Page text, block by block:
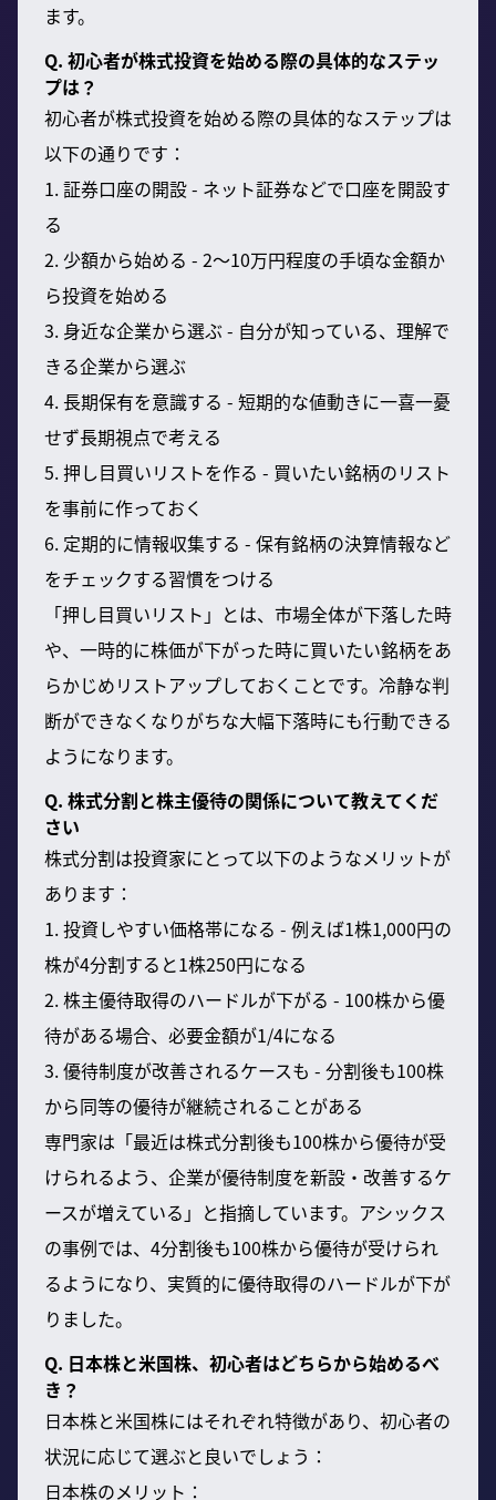
ます。
Q. 初心者が株式投資を始める際の具体的なステッ
プは？
初心者が株式投資を始める際の具体的なステップは
以下の通りです：
1. 証券口座の開設 - ネット証券などで口座を開設す
る
2. 少額から始める - 2〜10万円程度の手頃な金額か
ら投資を始める
3. 身近な企業から選ぶ - 自分が知っている、理解で
きる企業から選ぶ
4. 長期保有を意識する - 短期的な値動きに一喜一憂
せず長期視点で考える
5. 押し目買いリストを作る - 買いたい銘柄のリスト
を事前に作っておく
6. 定期的に情報収集する - 保有銘柄の決算情報など
をチェックする習慣をつける
「押し目買いリスト」とは、市場全体が下落した時
や、一時的に株価が下がった時に買いたい銘柄をあ
らかじめリストアップしておくことです。冷静な判
断ができなくなりがちな大幅下落時にも行動できる
ようになります。
Q. 株式分割と株主優待の関係について教えてくだ
さい
株式分割は投資家にとって以下のようなメリットが
あります：
1. 投資しやすい価格帯になる - 例えば1株1,000円の
株が4分割すると1株250円になる
2. 株主優待取得のハードルが下がる - 100株から優
待がある場合、必要金額が1/4になる
3. 優待制度が改善されるケースも - 分割後も100株
から同等の優待が継続されることがある
専門家は「最近は株式分割後も100株から優待が受
けられるよう、企業が優待制度を新設・改善するケ
ースが増えている」と指摘しています。アシックス
の事例では、4分割後も100株から優待が受けられ
るようになり、実質的に優待取得のハードルが下が
りました。
Q. 日本株と米国株、初心者はどちらから始めるべ
き？
日本株と米国株にはそれぞれ特徴があり、初心者の
状況に応じて選ぶと良いでしょう：
日本株のメリット：